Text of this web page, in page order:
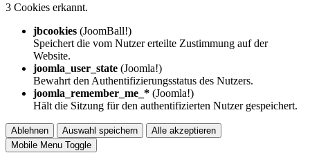
3 Cookies erkannt.
jbcookies (JoomBall!)
Speichert die vom Nutzer erteilte Zustimmung auf der
Website.
joomla_user_state (Joomla!)
Bewahrt den Authentifizierungsstatus des Nutzers.
joomla_remember_me_* (Joomla!)
Hält die Sitzung für den authentifizierten Nutzer gespeichert.
Ablehnen Auswahl speichern
Alle akzeptieren
Mobile Menu Toggle